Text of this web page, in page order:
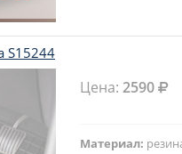
S15244
Цена:2590
Материал: